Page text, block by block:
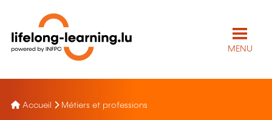
MENU
Accueil Métiers et professions